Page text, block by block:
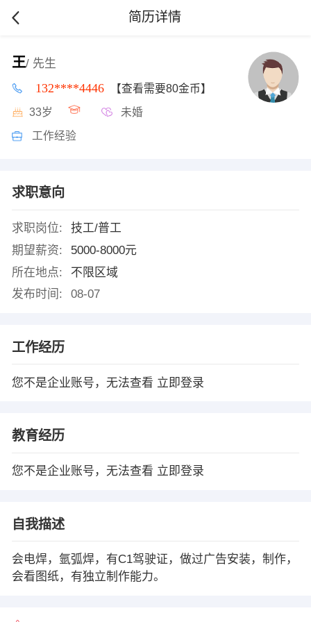
简历详情
王/ 先生
132****4446 【查看需要80金币】
33岁 未婚
工作经验
求职意向
求职岗位:
技工/普工
期望薪资:
5000-8000元
所在地点:
不限区域
发布时间:
08-07
工作经历
您不是企业账号，无法查看 立即登录
教育经历
您不是企业账号，无法查看 立即登录
自我描述
会电焊，氩弧焊，有C1驾驶证，做过广告安装，制作，
会看图纸，有独立制作能力。